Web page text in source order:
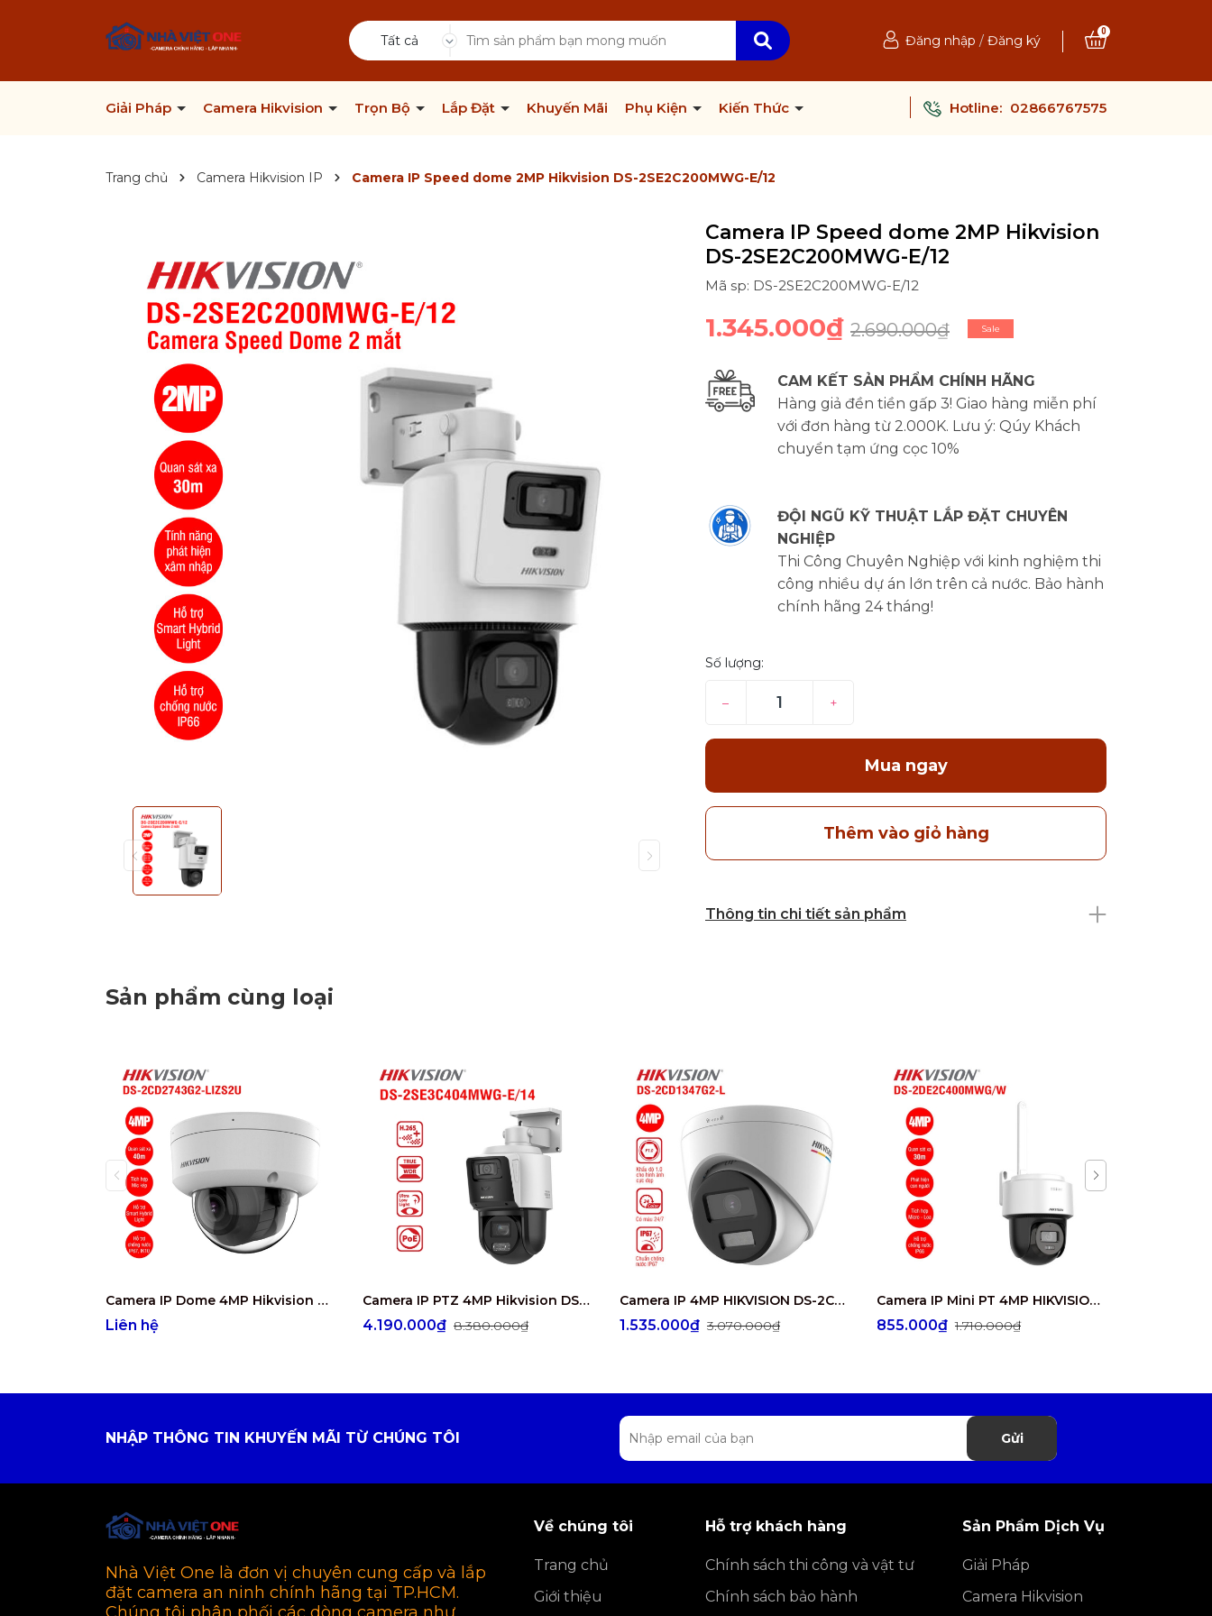
Tất cả Đăng nhập / Đăng ký
0
Giải Pháp Camera Hikvision Trọn Bộ Lắp Đặt Khuyến Mãi Phụ Kiện Kiến Thức Hotline: 02866767575
Trang chủ Camera Hikvision IP Camera IP Speed dome 2MP Hikvision DS-2SE2C200MWG-E/12
Camera IP Speed dome 2MP Hikvision
DS-2SE2C200MWG-E/12
Mã sp: DS-2SE2C200MWG-E/12
1.345.000₫ 2.690.000₫ Sale
CAM KẾT SẢN PHẨM CHÍNH HÃNG
Hàng giả đền tiền gấp 3! Giao hàng miễn phí
với đơn hàng từ 2.000K. Lưu ý: Qúy Khách
chuyển tạm ứng cọc 10%
ĐỘI NGŨ KỸ THUẬT LẮP ĐẶT CHUYÊN
NGHIỆP
Thi Công Chuyên Nghiệp với kinh nghiệm thi
công nhiều dự án lớn trên cả nước. Bảo hành
chính hãng 24 tháng!
Số lượng:
– +
Mua ngay
Thêm vào giỏ hàng
Thông tin chi tiết sản phẩm
Sản phẩm cùng loại
Camera IP Dome 4MP Hikvision DS-2CD2743G2-LIZS2U
Liên hệ
Camera IP PTZ 4MP Hikvision DS-2SE3C404MWG-E/14
4.190.000₫ 8.380.000₫
Camera IP 4MP HIKVISION DS-2CD1347G2-L
1.535.000₫ 3.070.000₫
Camera IP Mini PT 4MP HIKVISION DS-2DE2C400MWG/W
855.000₫1.710.000₫
NHẬP THÔNG TIN KHUYẾN MÃI TỪ CHÚNG TÔI Gửi
Nhà Việt One là đơn vị chuyên cung cấp và lắp
đặt camera an ninh chính hãng tại TP.HCM.
Về chúng tôi
Trang chủ
Giới thiệu
Hỗ trợ khách hàng
Chính sách thi công và vật tư
Chính sách bảo hành
Sản Phẩm Dịch Vụ
Giải Pháp
Camera Hikvision